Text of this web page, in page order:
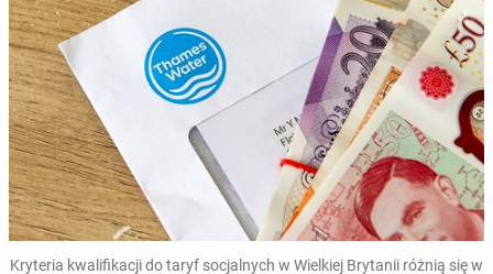
Kry­te­ria kwa­li­fi­ka­cji do taryf so­cjal­nych w Wiel­kiej Bry­ta­nii różnią się w